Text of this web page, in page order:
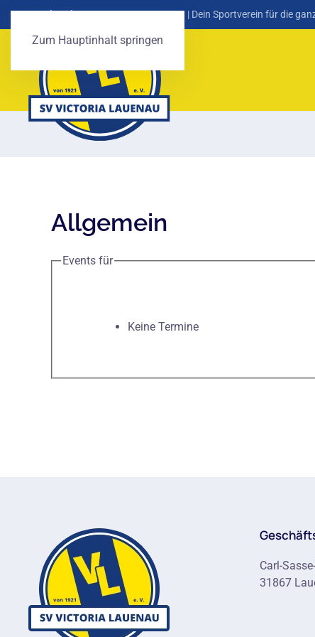
Zum Hauptinhalt springen
SV Victoria Lauenau von 1921 e. V. | Dein Sportverein für die
Allgemein
Events für
Keine Termine
Carl-
31867